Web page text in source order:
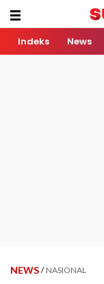
Indeks News
NEWS / NASIONAL